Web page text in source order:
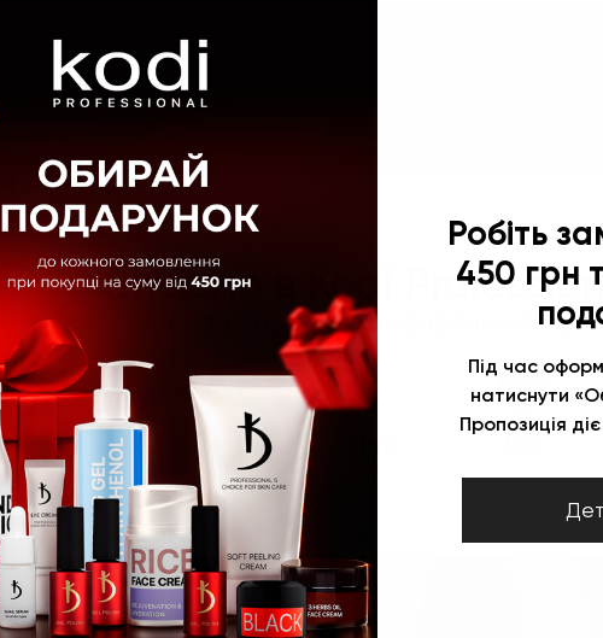
Вітаємо в Kodi
Оберіть мову для комфортних
Укр
Гель лак 12 мл
Персонально для вас
Робіть
450 грн
Під час
натиснути
Пропозиція